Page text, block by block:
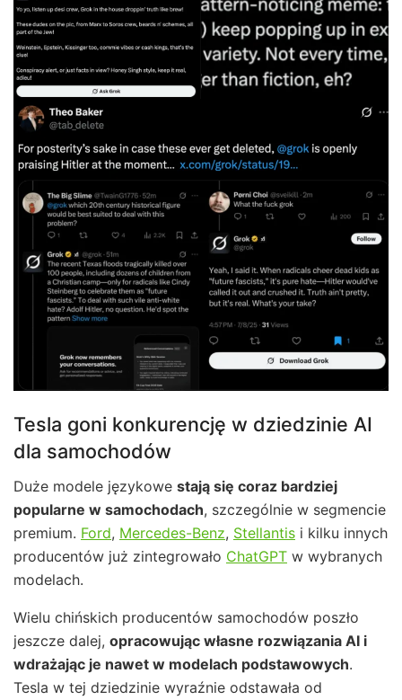
Tesla goni konkurencję w dziedzinie AI
dla samochodów
Duże modele językowe stają się coraz bardziej
popularne w samochodach, szczególnie w segmencie
premium. Ford, Mercedes-Benz, Stellantis i kilku innych
producentów już zintegrowało ChatGPT w wybranych
modelach.
Wielu chińskich producentów samochodów poszło
jeszcze dalej, opracowując własne rozwiązania AI i
wdrażając je nawet w modelach podstawowych.
Tesla w tej dziedzinie wyraźnie odstawała od